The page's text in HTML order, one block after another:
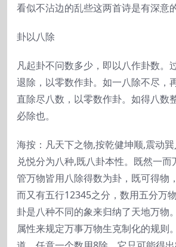
看似不沾边的乱些这两首诗是有深意的
卦以八除
凡起卦不问数多少，即以八作卦数。
退除，以零数作卦。如一八除不尽，
直除尽八数，以零数作卦。如得八数
必除也。
海按：凡天下之物,按乾健坤顺,震动
兑悦分为八种,既八卦本性。既然一
管万物皆用八除得数为卦，既可得物
而又有五行12345之分，数用五分万
卦是八种不同的象来归纳了天地万物
属性来规定万事万物生克制化的规则